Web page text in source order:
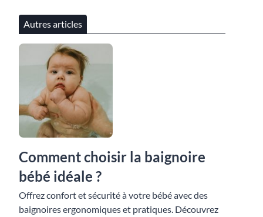
Autres articles
Comment choisir la baignoire
bébé idéale ?
Offrez confort et sécurité à votre bébé avec des
baignoires ergonomiques et pratiques. Découvrez